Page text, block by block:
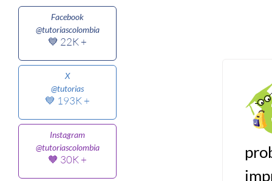
Ξ Operadores de relación Ξ
Variables Ξ Estructura de un
algoritmo Ξ Expresiones aritméticas
Ξ Enunciado lectura/escritura Ξ
Enunciado de decisión (sentencias
condicionales) Ξ Estructuras
repetitivas (ciclo para, ciclo mientras,
ciclo haga-mientras) Ξ Ejercicios.
Facebook
@tutoriascolombia
💙 22K +
X
@tutorias
💙 193K +
Instagram
@tutoriascolombia
🧡 30K +